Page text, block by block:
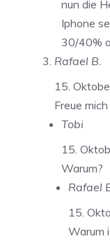
nun die
Iphone
30/40%
Rafael B.
15.
Freue
Tobi
15.
Warum?
Rafael
15.
Warum